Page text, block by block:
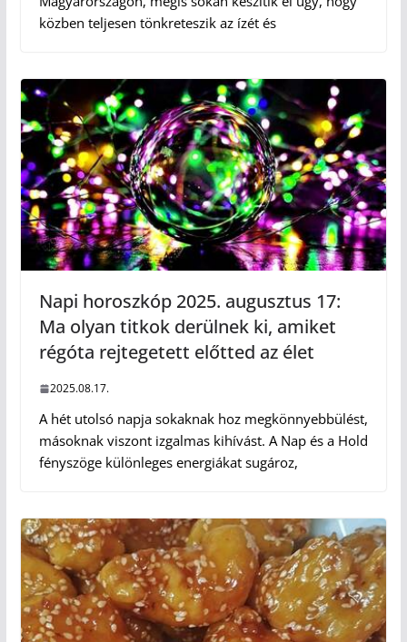
közben teljesen tönkreteszik az ízét és
Napi horoszkóp 2025. augusztus 17:
Ma olyan titkok derülnek ki, amiket
régóta rejtegetett előtted az élet
2025.08.17.
A hét utolsó napja sokaknak hoz megkönnyebbülést,
másoknak viszont izgalmas kihívást. A Nap és a Hold
fényszöge különleges energiákat sugároz,